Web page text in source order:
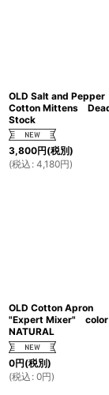
OLD Salt and Pepper
Cotton Mittens
Stock
3,800円(税別)
(税込 : 4,180円)
OLD Cotton Apron
"Expert Mixer" color
NATURAL
0円(税別)
(税込 : 0円)